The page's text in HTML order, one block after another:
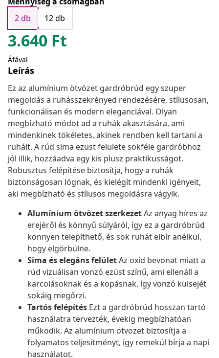
2 db
12 db
3.640 Ft
Áfával
Leírás
Ez az alumínium ötvözet gardróbrúd egy szuper
megoldás a ruhásszekrényed rendezésére, stílusosan,
funkcionálisan és modern eleganciával. Olyan
megbízható módot ad a ruhák akasztására, ami
mindenkinek tökéletes, akinek rendben kell tartani a
ruháit. A rúd sima ezüst felülete sokféle gardróbhoz
jól illik, hozzáadva egy kis plusz praktikusságot.
Robusztus felépítése biztosítja, hogy a ruhák
biztonságosan lógnak, és kielégít mindenki igényeit,
aki megbízható és stílusos megoldásra vágyik.
Alumínium ötvözet szerkezetAz anyag híres az
erejéről és könnyű súlyáról, így ez a gardróbrúd
könnyen telepíthető, és sok ruhát elbír anélkül,
hogy elgörbülne.
Sima és elegáns felületAz oxid bevonat miatt a
rúd vizuálisan vonzó ezüst színű, ami ellenáll a
karcolásoknak és a kopásnak, így vonzó külsejét
sokáig megőrzi.
Tartós felépítés Ezt a gardróbrúd hosszan tartó
használatra tervezték, évekig megbízhatóan
működik. Az alumínium ötvözet biztosítja a
folyamatos teljesítményt, így remekül bírja a napi
használatot.